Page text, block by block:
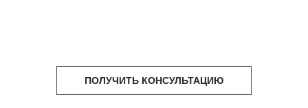
ПОЛУЧИТЬ КОНСУЛЬТАЦИЮ